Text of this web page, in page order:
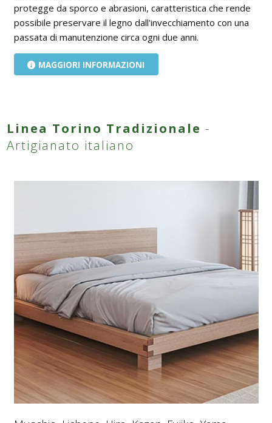
protegge da sporco e abrasioni, caratteristica che rende
possibile preservare il legno dall'invecchiamento con una
passata di manutenzione circa ogni due anni.
MAGGIORI INFORMAZIONI
Linea Torino Tradizionale -
Artigianato italiano